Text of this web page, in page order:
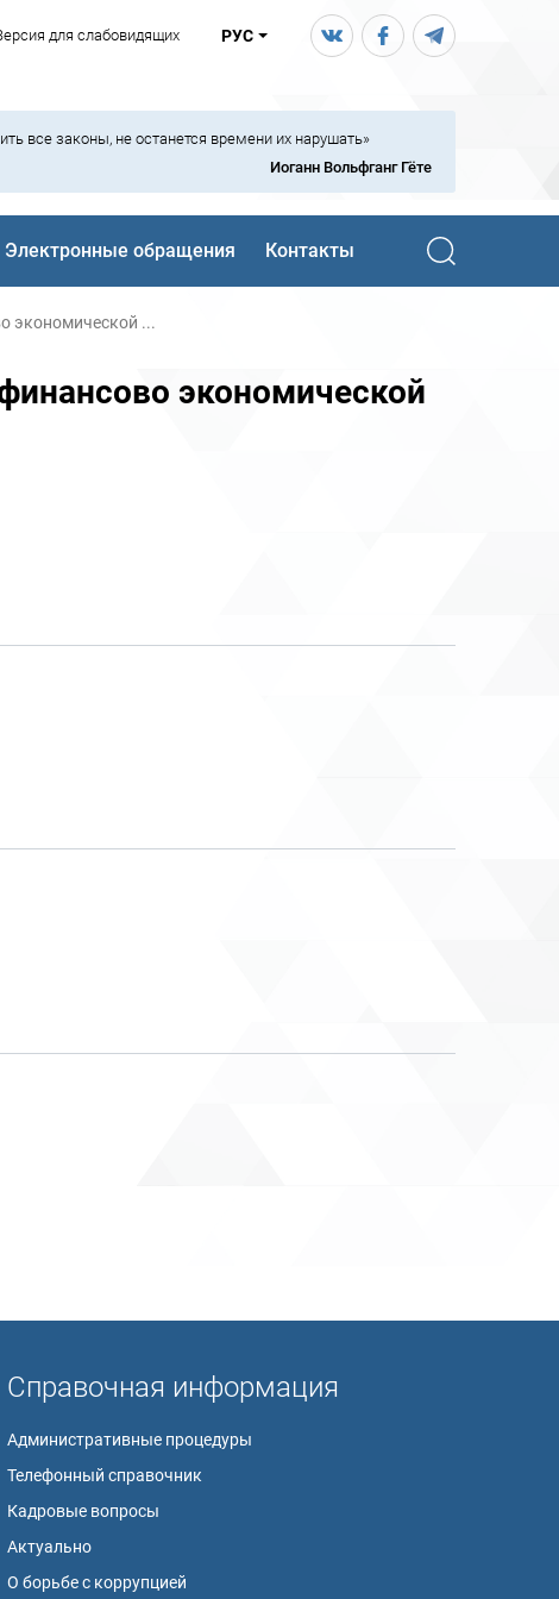
для слабовидящих РУС
все законы, не останется времени их нарушать»
Иоганн Вольфганг Гёте
Электронные обращения Контакты
экономической ...
экономической
Справочная информация
Административные процедуры
Телефонный справочник
Кадровые вопросы
Актуально
О борьбе с коррупцией